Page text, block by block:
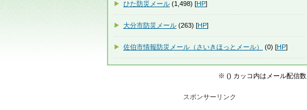
ひた防災メール (1,498) [HP]
大分市防災メール (263) [HP]
佐伯市情報防災メール（さいきほっとメール） (0) [HP]
※ () カッコ内はメール配信数
スポンサーリンク